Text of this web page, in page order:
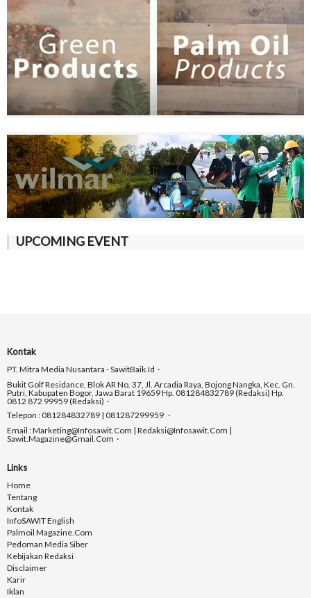
UPCOMING EVENT
Kontak
PT. Mitra Media Nusantara - SawitBaik.id
Bukit Golf Residance, Blok AR No. 37, Jl. Arcadia Raya, Bojong Nangka, Kec. Gn.
Putri, Kabupaten Bogor, Jawa Barat 19659 Hp. 081284832789 (Redaksi) Hp.
0812 872 99959 (Redaksi)
Telepon : 081284832789 | 081287299959
Email : Marketing@infosawit.com | Redaksi@infosawit.com |
Sawit.magazine@gmail.com
Links
Home
Tentang
Kontak
InfoSAWIT English
Palmoil Magazine.com
Pedoman Media Siber
Kebijakan Redaksi
Disclaimer
Karir
Iklan